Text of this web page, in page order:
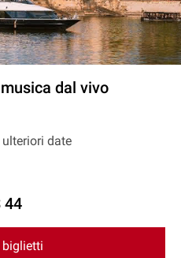
dal vivo
ulteriori date
44
biglietti